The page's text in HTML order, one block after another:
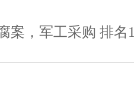
案，军工采购 排名